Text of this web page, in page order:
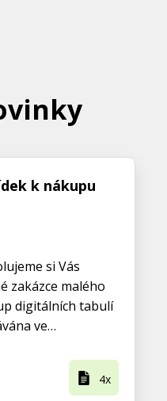
k nákupu
si Vás
zakázce malého
digitálních tabulí
ve…
4x